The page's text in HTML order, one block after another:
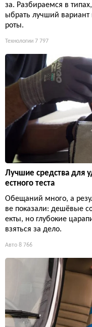
за. Разбираемся в
ыбрать лучший
роты.
Технологии 7 797
Лучшие средства для
естного теста
Обещаний много, а
ве показали: дешёвые
екты, но глубокие
взяться за дело.
Авто 8 766